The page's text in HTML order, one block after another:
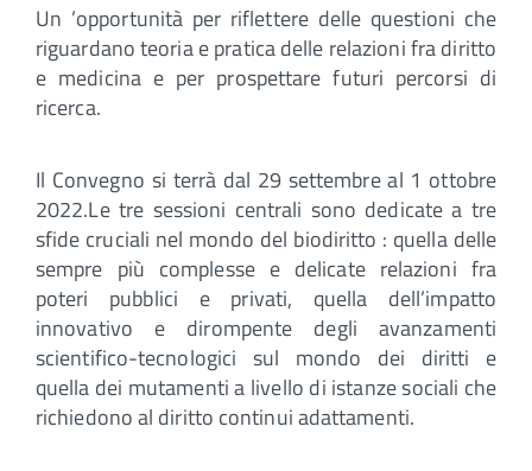
Un ’opportunità per riflettere delle questioni che
riguardano teoria e pratica delle relazioni fra diritto
e medicina e per prospettare futuri percorsi di
ricerca.
Il Convegno si terrà dal 29 settembre al 1 ottobre
2022.Le tre sessioni centrali sono dedicate a tre
sfide cruciali nel mondo del biodiritto : quella delle
sempre più complesse e delicate relazioni fra
poteri pubblici e privati, quella dell’impatto
innovativo e dirompente degli avanzamenti
scientifico-tecnologici sul mondo dei diritti e
quella dei mutamenti a livello di istanze sociali che
richiedono al diritto continui adattamenti.